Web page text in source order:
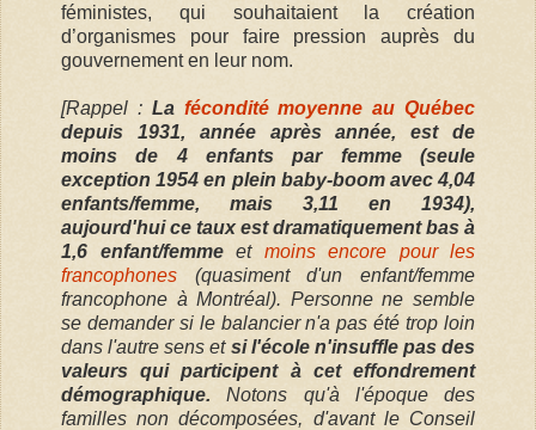
féministes, qui souhaitaient la création
d’organismes pour faire pression auprès du
gouvernement en leur nom.
[Rappel : La fécondité moyenne au Québec
depuis 1931, année après année, est de
moins de 4 enfants par femme (seule
exception 1954 en plein baby-boom avec 4,04
enfants/femme, mais 3,11 en 1934),
aujourd'hui ce taux est dramatiquement bas à
1,6 enfant/femmeet moins encore pour les
francophones (quasiment d'un enfant/femme
francophone à Montréal). Personne ne semble
se demander si le balancier n'a pas été trop loin
dans l'autre sens et si l'école n'insuffle pas des
valeurs qui participent à cet effondrement
démographique. Notons qu'à l'époque des
familles non décomposées, d'avant le Conseil